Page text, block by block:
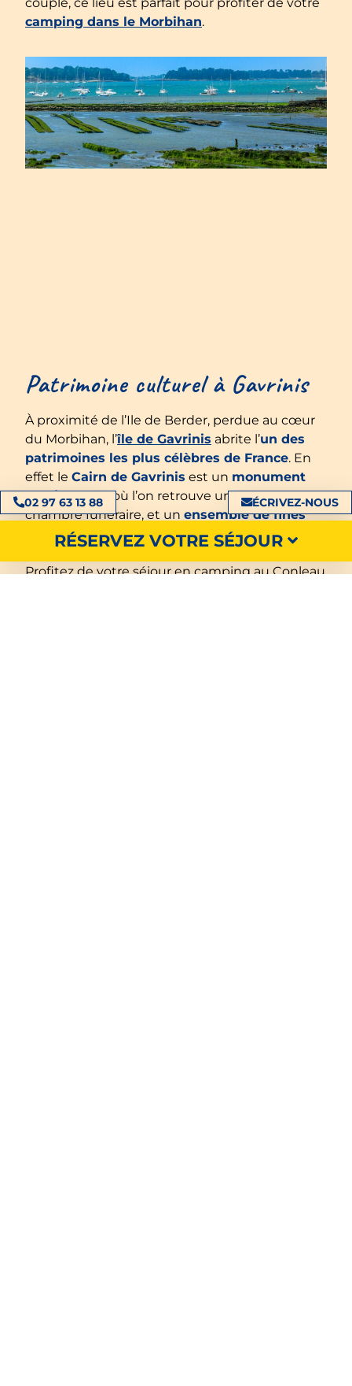
02 97 63 13 88 ÉCRIVEZ-NOUS
RÉSERVEZ VOTRE SÉJOUR
couple, ce lieu est parfait pour profiter de votre
camping dans le Morbihan.
Patrimoine culturel à Gavrinis
À proximité de l’Ile de Berder, perdue au cœur
du Morbihan, l’île de Gavrinis abrite l’un des
patrimoines les plus célèbres de France. En
effet le Cairn de Gavrinis est un monument
architecturaloù l’on retrouve undolmen, une
chambre funéraire, et un ensemble de fines
gravuresornant les murs, sujets de controverse
Profitez de votre séjour en camping au Conleau